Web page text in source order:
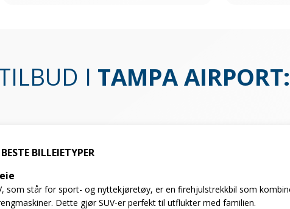
I TAMPA AIRPORT:
BESTE BILLEIETYPER
som står for sport- og nyttekjøretøy, er en firehjulstrekkbil som
Dette gjør SUV-er perfekt til utflukter med familien.